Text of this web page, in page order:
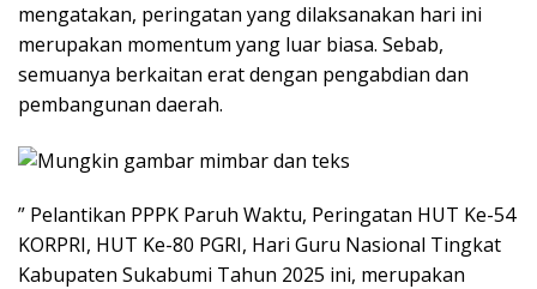
mengatakan, peringatan yang dilaksanakan hari ini
merupakan momentum yang luar biasa. Sebab,
semuanya berkaitan erat dengan pengabdian dan
pembangunan daerah.
” Pelantikan PPPK Paruh Waktu, Peringatan HUT Ke-54
KORPRI, HUT Ke-80 PGRI, Hari Guru Nasional Tingkat
Kabupaten Sukabumi Tahun 2025 ini, merupakan